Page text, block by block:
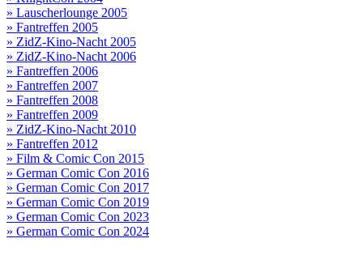
» Lauscherlounge 2005
» Fantreffen 2005
» ZidZ-Kino-Nacht 2005
» ZidZ-Kino-Nacht 2006
» Fantreffen 2006
» Fantreffen 2007
» Fantreffen 2008
» Fantreffen 2009
» ZidZ-Kino-Nacht 2010
» Fantreffen 2012
» Film & Comic Con 2015
» German Comic Con 2016
» German Comic Con 2017
» German Comic Con 2019
» German Comic Con 2023
» German Comic Con 2024